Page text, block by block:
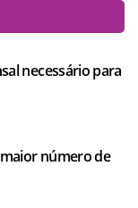
necessário para
número de